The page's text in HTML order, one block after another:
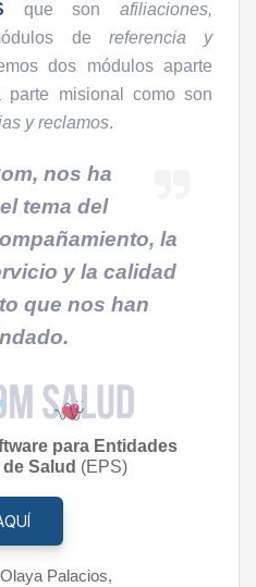
que son afiliaciones,
de referencia y
dos módulos aparte
misional como son
y reclamos.
nos ha
tema del
la
y la calidad
que nos han
para Entidades
Salud (EPS)
Palacios,